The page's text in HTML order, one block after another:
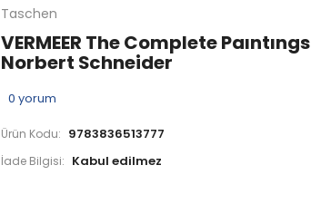
Taschen
VERMEER The Complete Paıntıngs
Norbert Schneider
0 yorum
Ürün Kodu: 9783836513777
İade Bilgisi: